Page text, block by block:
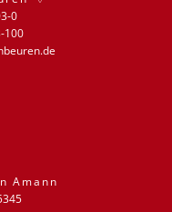
0
100
Amann